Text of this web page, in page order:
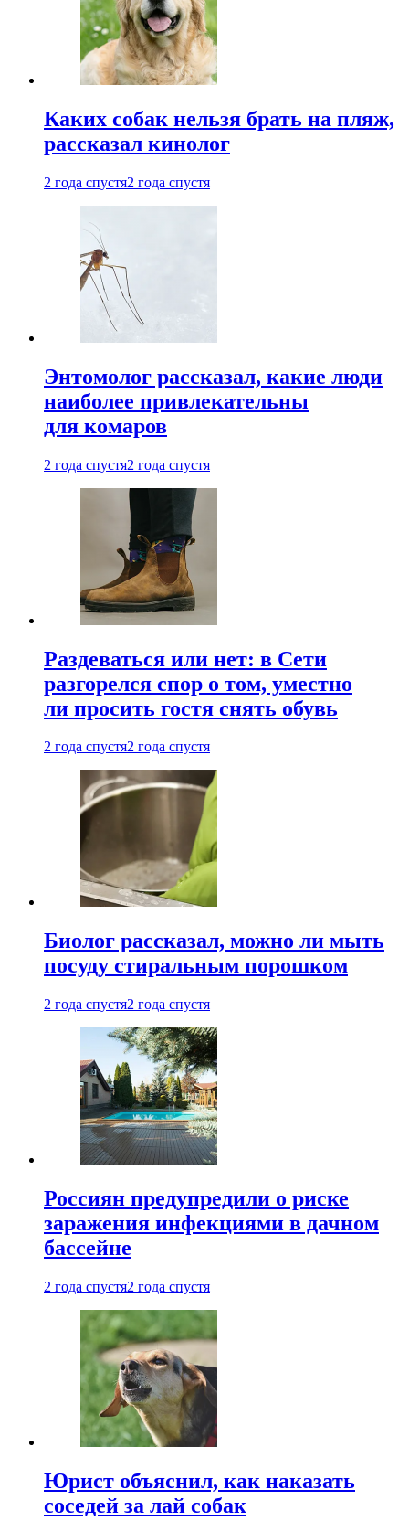
Каких собак нельзя брать на пляж,
рассказал кинолог
2 года спустя2 года спустя
Энтомолог рассказал, какие люди
наиболее привлекательны
для комаров
2 года спустя2 года спустя
Раздеваться или нет: в Сети
разгорелся спор о том, уместно
ли просить гостя снять обувь
2 года спустя2 года спустя
Биолог рассказал, можно ли мыть
посуду стиральным порошком
2 года спустя2 года спустя
Россиян предупредили о риске
заражения инфекциями в дачном
бассейне
2 года спустя2 года спустя
Юрист объяснил, как наказать
соседей за лай собак